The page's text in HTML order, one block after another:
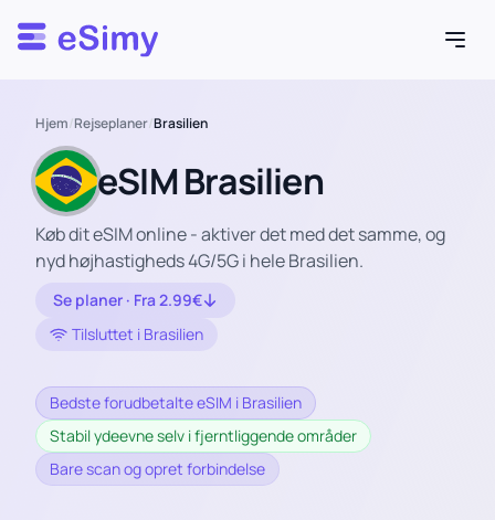
Esimy
Hjem/Rejseplaner/Brasilien
eSIM Brasilien
Køb dit eSIM online - aktiver det med det samme, og
nyd højhastigheds 4G/5G i hele Brasilien.
Se planer · Fra 2.99€
Tilsluttet i Brasilien
Bedste forudbetalte eSIM i Brasilien
Stabil ydeevne selv i fjerntliggende områder
Bare scan og opret forbindelse